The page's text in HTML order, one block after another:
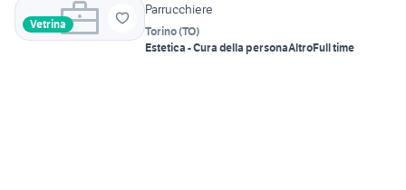
Vetrina
Parrucchiere
Torino(TO)
Estetica - Cura della personaAltroFull time